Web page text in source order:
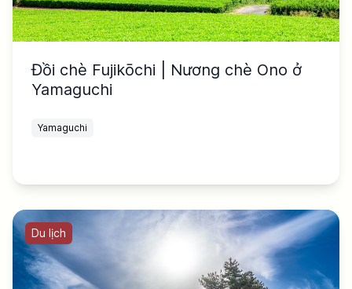
Đồi chè Fujikōchi | Nương chè Ono ở
Yamaguchi
Yamaguchi
Du lịch